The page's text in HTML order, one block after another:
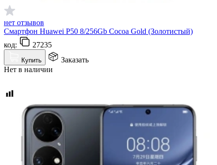
нет отзывов
Смартфон Huawei P50 8/256Gb Cocoa Gold (Золотистый)
код:
27235
Купить
Заказать
Нет в наличии